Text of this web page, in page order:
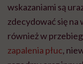
wskazaniami są
zdecydować się
również w
zapalenia płuc,